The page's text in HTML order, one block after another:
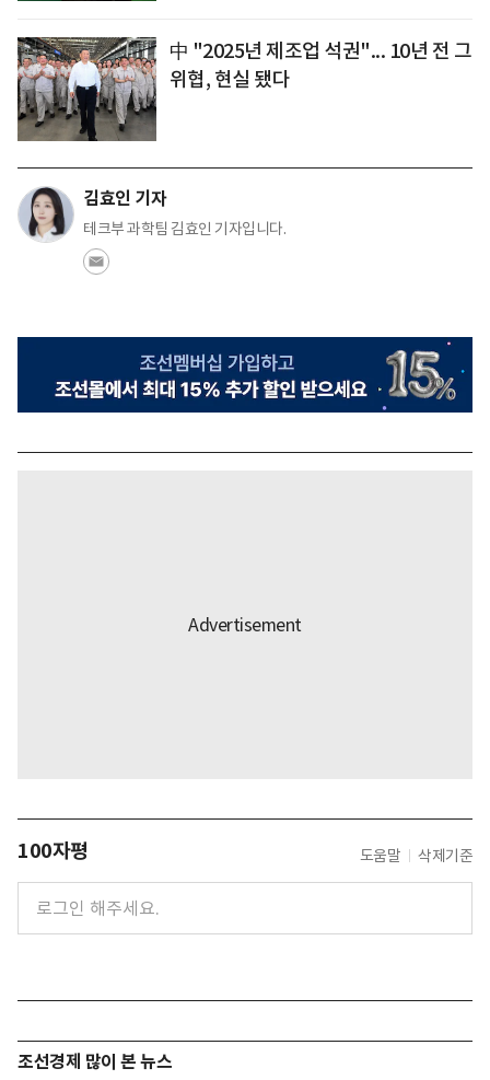
中 "2025년 제조업 석권"... 10년 전 그
위협, 현실 됐다
김효인 기자
테크부 과학팀 김효인 기자입니다.
100자평 도움말 삭제기준
조선경제 많이 본 뉴스